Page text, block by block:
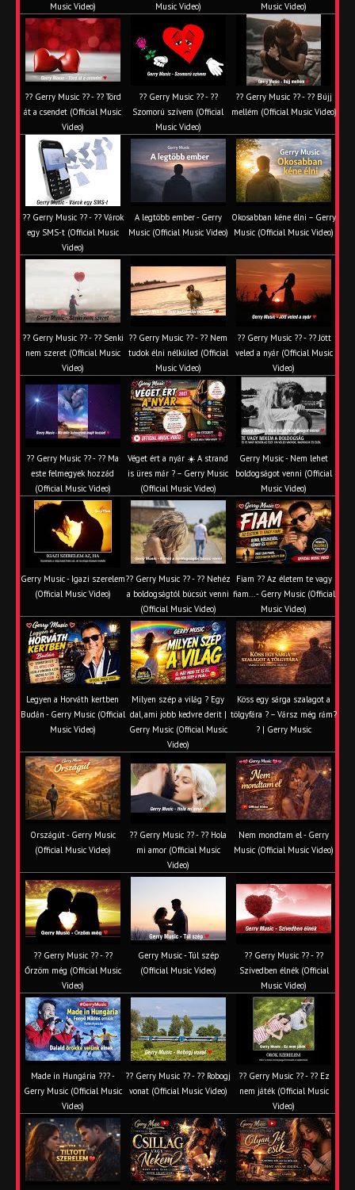
Music Video)
Music Video)
Music Video)
?? Gerry Music ?? - ?? Törd
át a csendet (Official Music
Video)
?? Gerry Music ?? - ??
Szomorú szívem (Official
Music Video)
?? Gerry Music ?? - ?? Bújj
mellém (Official Music Video)
?? Gerry Music ?? - ?? Várok
egy SMS-t (Official Music
Video)
A legtöbb ember - Gerry
Music (Official Music Video)
Okosabban kéne élni – Gerry
Music (Official Music Video)
?? Gerry Music ?? - ?? Senki
nem szeret (Official Music
Video)
?? Gerry Music ?? - ?? Nem
tudok élni nélküled (Official
Music Video)
?? Gerry Music ?? - ?? Jött
veled a nyár (Official Music
Video)
?? Gerry Music ?? - ?? Ma
este felmegyek hozzád
(Official Music Video)
Véget ért a nyár ☀️ A strand
is üres már ? – Gerry Music
(Official Music Video)
Gerry Music - Nem lehet
boldogságot venni (Official
Music Video)
Gerry Music - Igazi szerelem
(Official Music Video)
?? Gerry Music ?? - ?? Nehéz
a boldogságtól búcsút venni
(Official Music Video)
Fiam ?‍? Az életem te vagy
fiam... - Gerry Music (Official
Music Video)
Legyen a Horváth kertben
Budán - Gerry Music (Official
Music Video)
Milyen szép a világ ? Egy
dal, ami jobb kedvre derít |
Gerry Music (Official Music
Video)
Köss egy sárga szalagot a
tölgyfára ?️ – Vársz még rám?
? | Gerry Music
Országút - Gerry Music
(Official Music Video)
?? Gerry Music ?? - ?? Hola
mi amor (Official Music
Video)
Nem mondtam el - Gerry
Music (Official Music Video)
?? Gerry Music ?? - ??
Őrzöm még (Official Music
Video)
Gerry Music - Túl szép
(Official Music Video)
?? Gerry Music ?? - ??
Szívedben élnék (Official
Music Video)
Made in Hungária ??? -
Gerry Music (Official Music
Video)
?? Gerry Music ?? - ?? Robogj
vonat (Official Music Video)
?? Gerry Music ?? - ?? Ez
nem játék (Official Music
Video)